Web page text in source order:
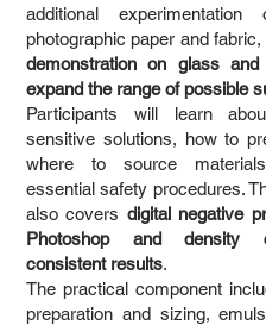
additional experimentation
photographic paper and
demonstration on glass
expand the range of possible
Participants will learn
sensitive solutions, how to
where to source
essential safety procedures.
also covers digital negative
Photoshop and density
consistent results.
The practical component
preparation and sizing,